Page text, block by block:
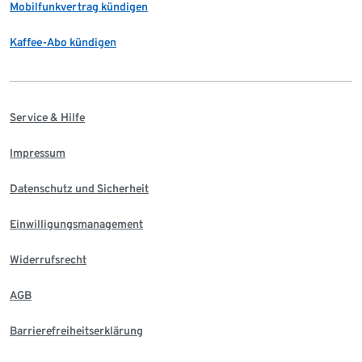
Mobilfunkvertrag kündigen
Kaffee-Abo kündigen
Service & Hilfe
Impressum
Datenschutz und Sicherheit
Einwilligungsmanagement
Widerrufsrecht
AGB
Barrierefreiheitserklärung